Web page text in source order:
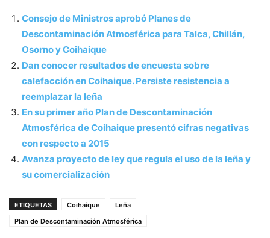
Consejo de Ministros aprobó Planes de
Descontaminación Atmosférica para Talca, Chillán,
Osorno y Coihaique
Dan conocer resultados de encuesta sobre
calefacción en Coihaique. Persiste resistencia a
reemplazar la leña
En su primer año Plan de Descontaminación
Atmosférica de Coihaique presentó cifras negativas
con respecto a 2015
Avanza proyecto de ley que regula el uso de la leña y
su comercialización
ETIQUETAS Coihaique
Leña
Plan de Descontaminación Atmosférica